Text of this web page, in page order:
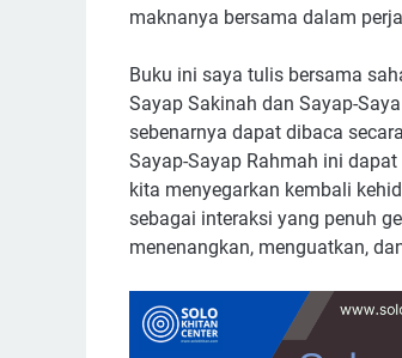
maknanya bersama dalam
Buku ini saya tulis bersama
Sayap Sakinah dan Sayap-
sebenarnya dapat dibaca
Sayap-Sayap Rahmah ini
kita menyegarkan kembali
sebagai interaksi yang penuh
menenangkan, menguatkan,